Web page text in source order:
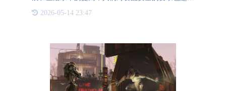
越高。然而，食品造假、掺杂掺假等问题屡见不鲜，
严重威胁着人们的健康和安全。在这种背景下，建立
2026-05-14 23:47